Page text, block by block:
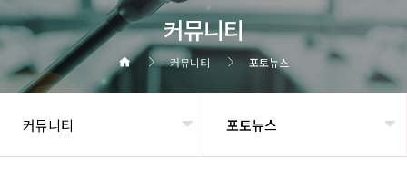
커뮤니티
커뮤니티 포토뉴스
커뮤니티 포토뉴스